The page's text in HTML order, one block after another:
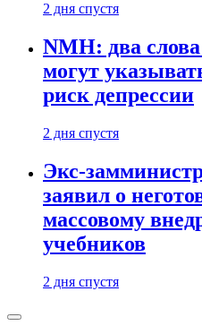
2 дня спустя
NMH: два
могут
риск депрессии
2 дня спустя
Экс-
заявил о
массовому
учебников
2 дня спустя